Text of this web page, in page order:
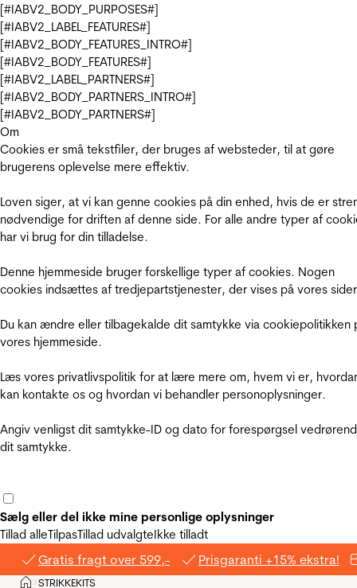
[#IABV2_BODY_PURPOSES#]
[#IABV2_LABEL_FEATURES#]
[#IABV2_BODY_FEATURES_INTRO#]
[#IABV2_BODY_FEATURES#]
[#IABV2_LABEL_PARTNERS#]
[#IABV2_BODY_PARTNERS_INTRO#]
[#IABV2_BODY_PARTNERS#]
Om
Cookies er små tekstfiler, der bruges af websteder, til at gøre
brugerens oplevelse mere effektiv.
Loven siger, at vi kan genne cookies på din enhed, hvis de er
nødvendige for driften af denne side. For alle andre typer af
har vi brug for din tilladelse.
Denne hjemmeside bruger forskellige typer af cookies. Nogen
cookies indsættes af tredjepartstjenester, der vises på vores
Du kan ændre eller tilbagekalde dit samtykke via cookiepolitikken
vores hjemmeside.
Læs vores privatlivspolitik for at lære mere om, hvem vi er,
kan kontakte os og hvordan vi behandler personoplysninger.
Angiv venligst dit samtykke-ID og dato for forespørgsel
dit samtykke.
Sælg eller del ikke mine personlige oplysninger
Tillad alleTilpasTillad udvalgteIkke tilladt
Gratis fragt over 599,- Prisgaranti +15% ekstra!
Hjem
>STRIKKEKITS